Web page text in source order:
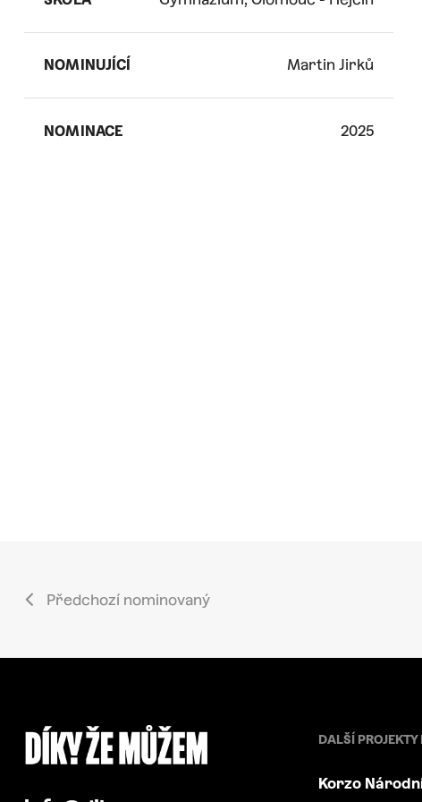
NOMINUJÍCÍ Martin Jirků
NOMINACE 2025
Předchozí nominovaný
DALŠÍ
Korzo